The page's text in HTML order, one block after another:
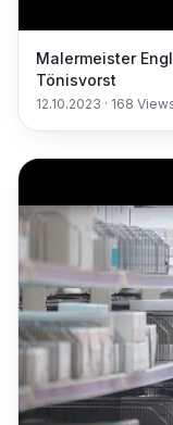
Malermeister
Tönisvorst
12.10.2023 · 168